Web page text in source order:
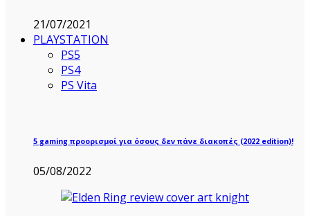
21/07/2021
PLAYSTATION
PS5
PS4
PS Vita
5 gaming προορισμοί για όσους δεν πάνε διακοπές (2022 edition)!
05/08/2022